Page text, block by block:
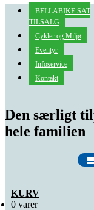
BELLABIKE SAT
TILSALG
Cykler og Miljø
Eventyr
Infoservice
Kontakt
Den særligt
hele familien
KURV
0 varer